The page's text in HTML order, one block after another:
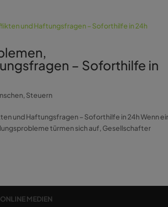
– Soforthilfe in
, Steuern
und Haftungsfragen – Soforthilfe in 24h Wenn
türmen sich auf, Gesellschafter
MEDIEN